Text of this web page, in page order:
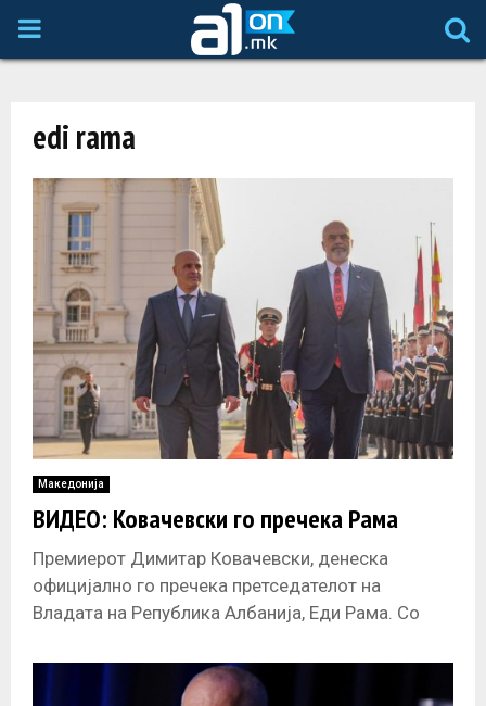
P
R
Y
M
E
N
U
edi rama
Македонија
ВИДЕО: Ковачевски го пречека Рама
Премиерот Димитар Ковачевски, денеска
официјално го пречека претседателот на
Владата на Република Албанија, Еди Рама. Со
македонската владина делегација предводена